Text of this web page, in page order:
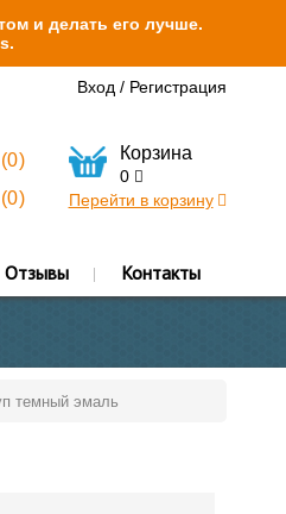
и делать его лучше.
Вход / Регистрация
(0)
(0)
Корзина
0
Перейти в корзину
Отзывы Контакты
темный эмаль